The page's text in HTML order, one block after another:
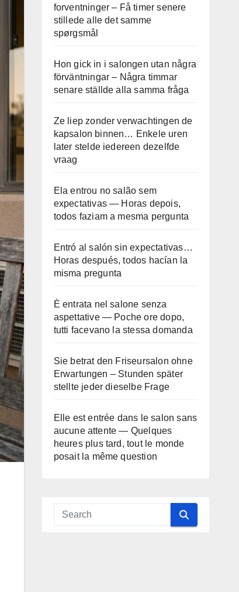
forventninger – Få timer senere
stillede alle det samme
spørgsmål
Hon gick in i salongen utan några
förväntningar – Några timmar
senare ställde alla samma fråga
Ze liep zonder verwachtingen de
kapsalon binnen… Enkele uren
later stelde iedereen dezelfde
vraag
Ela entrou no salão sem
expectativas — Horas depois,
todos faziam a mesma pergunta
Entró al salón sin expectativas…
Horas después, todos hacían la
misma pregunta
È entrata nel salone senza
aspettative — Poche ore dopo,
tutti facevano la stessa domanda
Sie betrat den Friseursalon ohne
Erwartungen – Stunden später
stellte jeder dieselbe Frage
Elle est entrée dans le salon sans
aucune attente — Quelques
heures plus tard, tout le monde
posait la même question